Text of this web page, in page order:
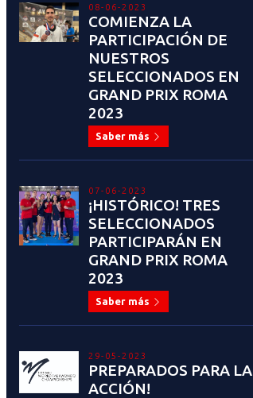
08-06-2023
COMIENZA LA
PARTICIPACIÓN DE
NUESTROS
SELECCIONADOS EN
GRAND PRIX ROMA
2023
Saber más
07-06-2023
¡HISTÓRICO! TRES
SELECCIONADOS
PARTICIPARÁN EN
GRAND PRIX ROMA
2023
Saber más
29-05-2023
PREPARADOS PARA LA
ACCIÓN!